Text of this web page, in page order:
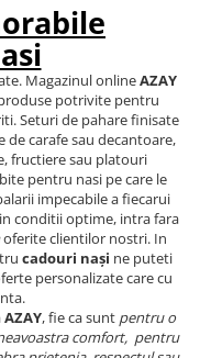
Magazinul onlineAZAY
potrivite pentru
Seturi de pahare finisate
carafe sau decantoare,
fructiere sau platouri
pentru nasi pe care le
impecabile a fiecarui
conditii optime, intra fara
oferite clientilor nostri. In
cadouri nași ne puteti
personalizate care cu
AZAY, fie ca sunt pentru o
comfort, pentru